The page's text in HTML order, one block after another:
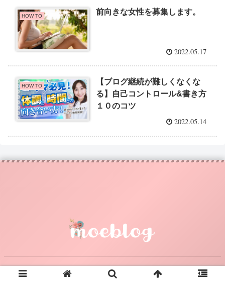
HOW TO 前向きな女性を募集します。
2022.05.17
HOW TO
【ブログ継続が難しくなくな
る】自己コントロール&書き方
１０のコツ
2022.05.14